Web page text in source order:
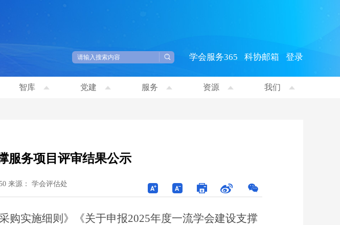
学会服务365 科协邮箱 登录
智库 党建 服务 资源 我们
服务项目评审结果公示
来源： 学会评估处
购实施细则》《关于申报2025年度一流学会建设支撑